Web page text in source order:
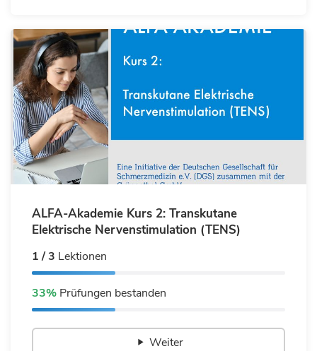
ALFA-Akademie Kurs 2: Transkutane
Elektrische Nervenstimulation (TENS)
1 / 3 Lektionen
33% Prüfungen bestanden
Weiter